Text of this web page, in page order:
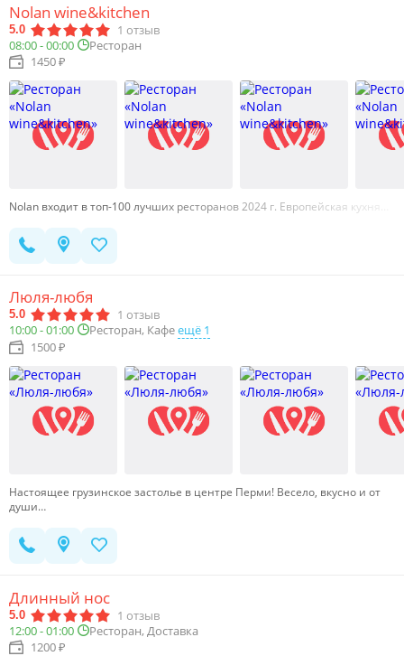
Nolan wine&kitchen
5.0 1 отзыв
08:00 - 00:00
Ресторан
1450 ₽
Nolan входит в топ-100 лучших ресторанов 2024 г. Европейская кухня…
Люля-любя
5.0 1 отзыв
10:00 - 01:00
Ресторан, Кафеещё 1
1500 ₽
Настоящее грузинское застолье в центре Перми! Весело, вкусно и от
души…
Длинный нос
5.0 1 отзыв
12:00 - 01:00
Ресторан, Доставка
1200 ₽